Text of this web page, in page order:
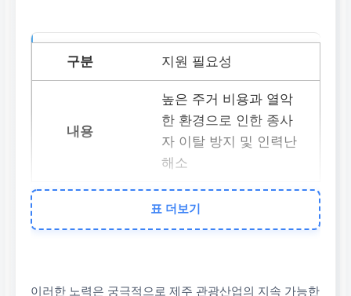
지원 필요성
높은 주거 비용과 열악
한 환경으로 인한 종사
자 이탈 방지 및 인력난
해소
목표
중 환경 조성
표 더보기
이러한 노력은 궁극적으로 제주 관광산업의 지속 가능한